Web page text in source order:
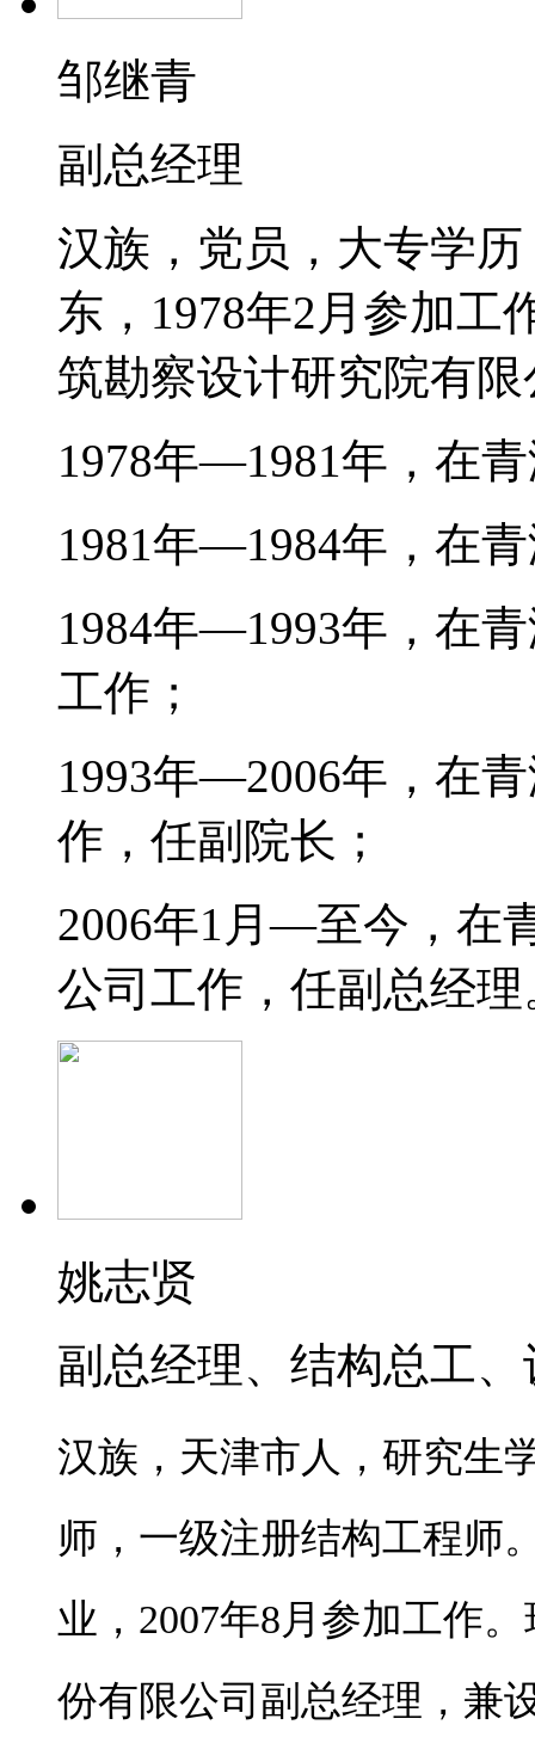
邹继青
副总经理
汉族，党员，大专学
东，1978年2月参加工
筑勘察设计研究院有
1978年—1981年，在
1981年—1984年，在
1984年—1993年，在
工作；
1993年—2006年，在
作，任副院长；
2006年1月—至今，在
公司工作，任副总经理
姚志贤
副总经理、结构总工
汉族，天津市人，研究生
师，一级注册结构工程师
业，2007年8月参加工作
份有限公司副总经理，兼